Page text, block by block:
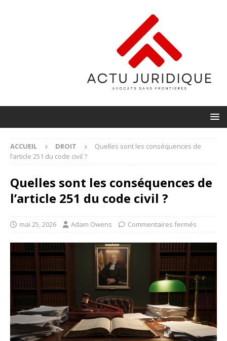
ACCUEIL DROIT
Quelles sont les conséquences de
l’article 251 du code civil ?
Quelles sont les conséquences de
l’article 251 du code civil ?
mai 25, 2026 Adam Owens Commentaires fermés